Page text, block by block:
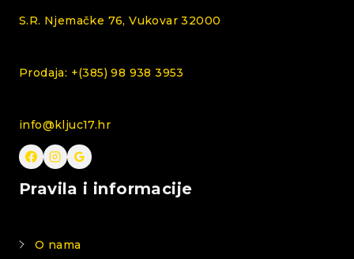
S.R. Njemačke 76, Vukovar 32000
Prodaja: +(385) 98 938 3953
info@kljuc17.hr
Pravila i informacije
O nama